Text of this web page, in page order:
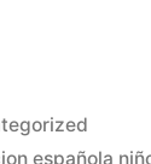
española